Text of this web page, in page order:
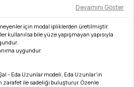
Devamını Göster
için modal ipliklerden üretilmiştir.
kullanılsa bile yüze yapışmayan yapısıyla
uygundur.
- Eda Uzunlar modeli, Eda Uzunlar'ın
ile sadeliği buluşturur. Özenle